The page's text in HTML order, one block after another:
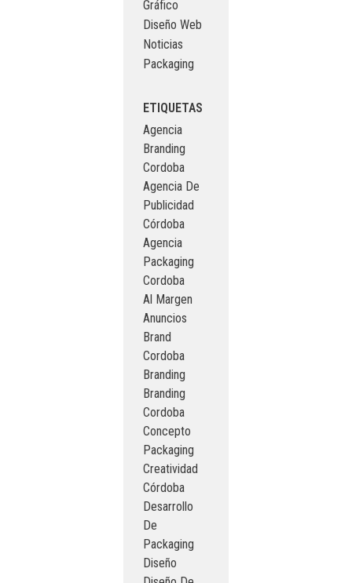
Gráfico
Diseño Web
Noticias
Packaging
ETIQUETAS
Agencia
Branding
Cordoba
Agencia De
Publicidad
Córdoba
Agencia
Packaging
Cordoba
Al Margen
Anuncios
Brand
Cordoba
Branding
Branding
Cordoba
Concepto
Packaging
Creatividad
Córdoba
Desarrollo
De
Packaging
Diseño